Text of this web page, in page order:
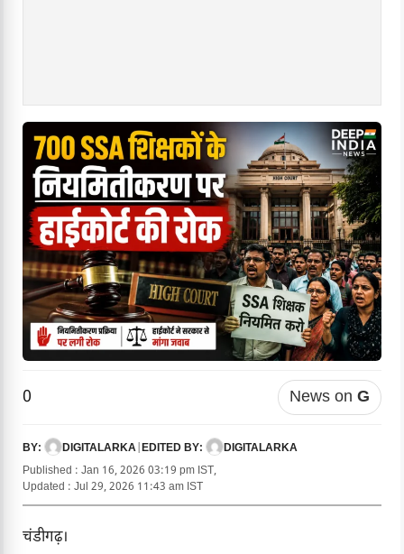
0 News on G
BY: DIGITALARKA EDITED BY:
DIGITALARKA
Published : Jan 16, 2026 03:19 pm IST,
Updated : Jul 29, 2026 11:43 am IST
चंडीगढ़।